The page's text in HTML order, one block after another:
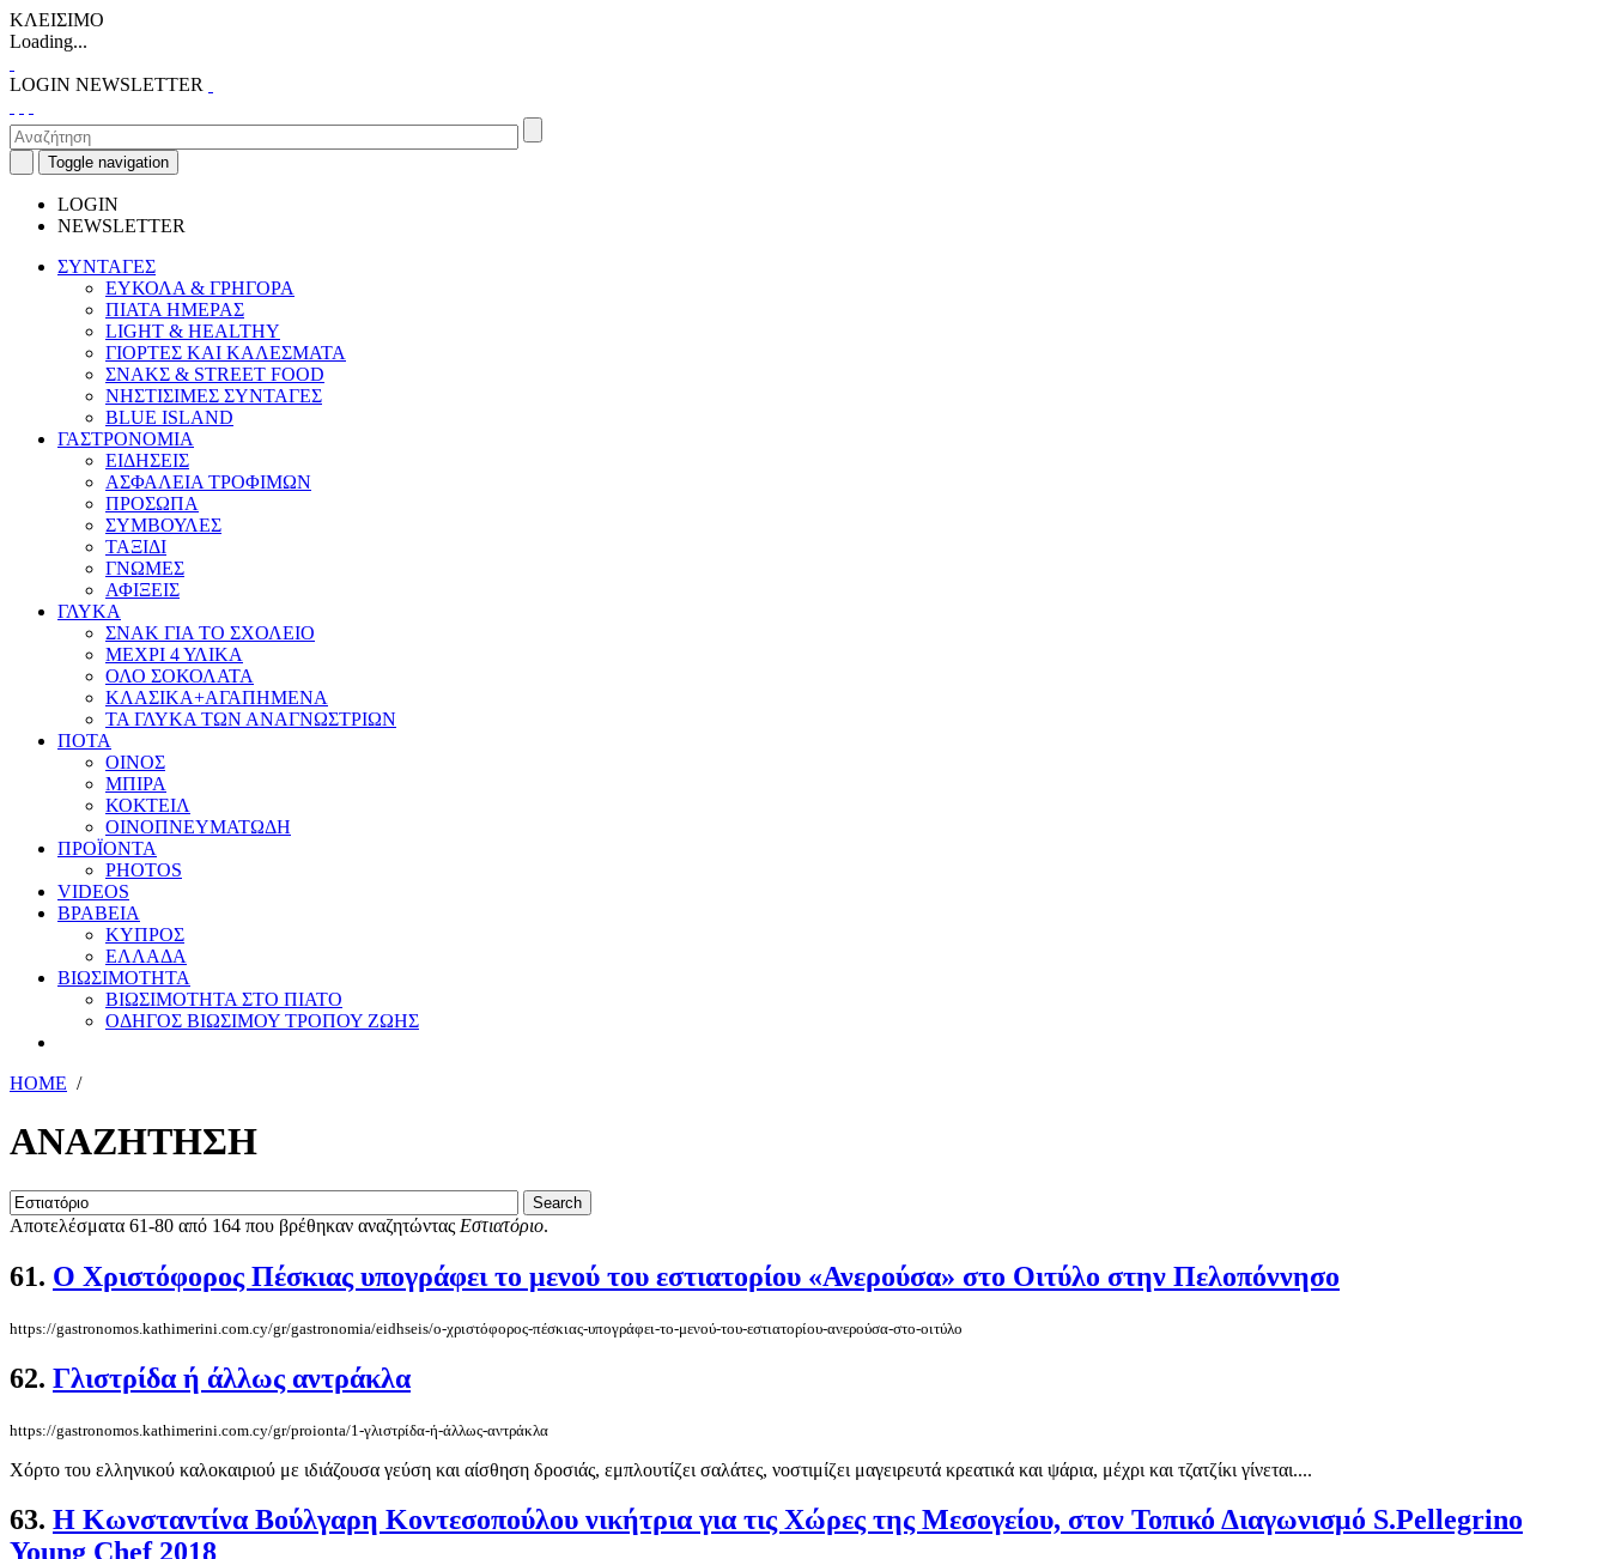
ΚΛΕΙΣΙΜΟ
Loading...
LOGIN NEWSLETTER
Toggle navigation
LOGIN
NEWSLETTER
ΣΥΝΤΑΓΕΣ
ΕΥΚΟΛΑ & ΓΡΗΓΟΡΑ
ΠΙΑΤΑ ΗΜΕΡΑΣ
LIGHT & HEALTHY
ΓΙΟΡΤΕΣ ΚΑΙ ΚΑΛΕΣΜΑΤΑ
ΣΝΑΚΣ & STREET FOOD
ΝΗΣΤΙΣΙΜΕΣ ΣΥΝΤΑΓΕΣ
BLUE ISLAND
ΓΑΣΤΡΟΝΟΜΙΑ
ΕΙΔΗΣΕΙΣ
ΑΣΦΑΛΕΙΑ ΤΡΟΦΙΜΩΝ
ΠΡΟΣΩΠΑ
ΣΥΜΒΟΥΛΕΣ
ΤΑΞΙΔΙ
ΓΝΩΜΕΣ
ΑΦΙΞΕΙΣ
ΓΛΥΚΑ
ΣΝΑΚ ΓΙΑ ΤΟ ΣΧΟΛΕΙΟ
ΜΕΧΡΙ 4 ΥΛΙΚΑ
ΟΛΟ ΣΟΚΟΛΑΤΑ
ΚΛΑΣΙΚΑ+ΑΓΑΠΗΜΕΝΑ
ΤΑ ΓΛΥΚΑ ΤΩΝ ΑΝΑΓΝΩΣΤΡΙΩΝ
ΠΟΤΑ
ΟΙΝΟΣ
ΜΠΙΡΑ
ΚΟΚΤΕΙΛ
ΟΙΝΟΠΝΕΥΜΑΤΩΔΗ
ΠΡΟΪΟΝΤΑ
PHOTOS
VIDEOS
ΒΡΑΒΕΙΑ
ΚΥΠΡΟΣ
ΕΛΛΑΔΑ
ΒΙΩΣΙΜΟΤΗΤΑ
ΒΙΩΣΙΜΟΤΗΤΑ ΣΤΟ ΠΙΑΤΟ
ΟΔΗΓΟΣ ΒΙΩΣΙΜΟΥ ΤΡΟΠΟΥ ΖΩΗΣ
HOME /
ΑΝΑΖΗΤΗΣΗ
Αποτελέσματα 61-80 από 164 που βρέθηκαν αναζητώντας Εστιατόριο.
61. Ο Χριστόφορος Πέσκιας υπογράφει το μενού του εστιατορίου «Ανερούσα» στο Οιτύλο στην Πελοπόννησο
https://gastronomos.kathimerini.com.cy/gr/gastronomia/eidhseis/ο-χριστόφορος-πέσκιας-υπογράφει-το-μενού-του-εστιατορίου-ανερούσα-στο-οιτύλο
62. Γλιστρίδα ή άλλως αντράκλα
https://gastronomos.kathimerini.com.cy/gr/proionta/1-γλιστρίδα-ή-άλλως-αντράκλα
Χόρτο του ελληνικού καλοκαιριού με ιδιάζουσα γεύση και αίσθηση δροσιάς, εμπλουτίζει σαλάτες, νοστιμίζει μαγειρευτά κρεατικά και ψάρια, μέχρι και τζατζίκι γίνεται....
63. Η Κωνσταντίνα Βούλγαρη Κοντεσοπούλου νικήτρια για τις Χώρες της Μεσογείου, στον Τοπικό Διαγωνισμό S.Pellegrino
Young Chef 2018